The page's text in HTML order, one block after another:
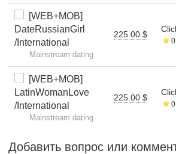
[WEB+MOB]
DateRussianGirl
/International
Mainstream dating
225.00 $
[WEB+MOB]
LatinWomanLove
/International
Mainstream dating
225.00 $
Добавить вопрос или